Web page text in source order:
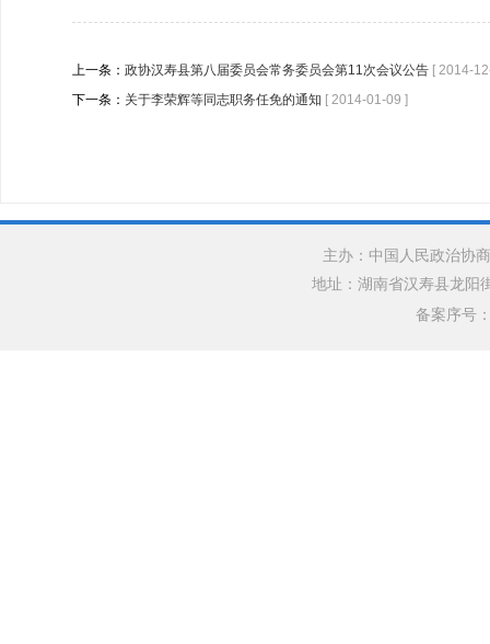
上一条： 政协汉寿县第八届委员会常务委员会第11次会议公告 [ 2014-
下一条： 关于李荣辉等同志职务任免的通知 [ 2014-01-09 ]
主办：中国人民政治协
地址：湖南省汉寿县龙
备案序号